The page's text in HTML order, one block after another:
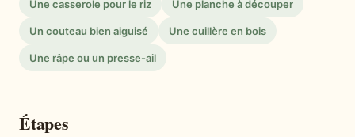
Une casserole pour le riz Une planche à découper
Un couteau bien aiguisé Une cuillère en bois
Une râpe ou un presse-ail
Étapes